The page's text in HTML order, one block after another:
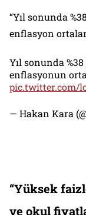
“Yıl sonunda
enflasyon
Yıl sonunda
enflasyonun
pic.twitter.com/
— Hakan Kara
“Yüksek
ve okul